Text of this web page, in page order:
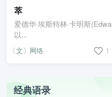
萃
爱德华·埃斯特林·卡明斯
以...
〔文〕网络 1
经典语录